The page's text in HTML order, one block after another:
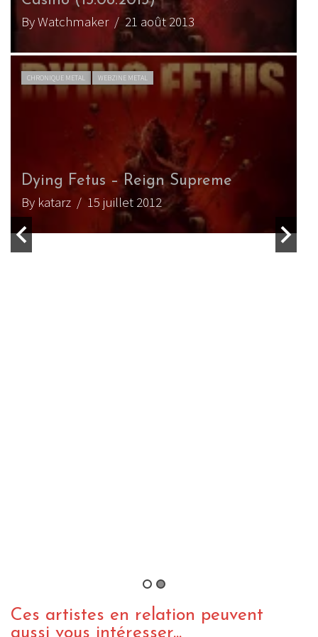
By Xhantiax/ 18 septembre 2018
LIVE REPORT METAL WEBZINE METAL
Dying Fetus (+ Goatwhore) au Petit
Bain (18.08.2018)
By Watchmaker/ 27 août 2018
Ces artistes en relation peuvent
aussi vous intéresser...